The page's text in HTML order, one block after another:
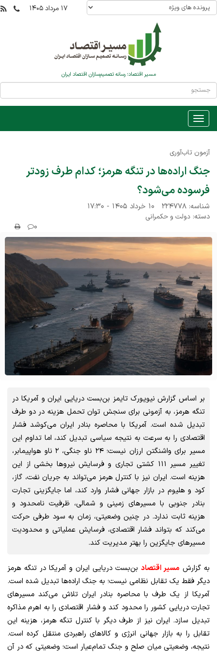
۱۷ مرداد ۱۴۰۵
مسیر اقتصاد؛ رسانه تصمیم‌سازان اقتصاد ایران
آزمون تاب‌آوری
جنگ اراده‌ها در تنگه هرمز؛ کدام طرف زودتر
فرسوده می‌شود؟
شناسه: ۲۲۴۷۷۸
۱۰ خرداد ۱۴۰۵ - ۱۷:۳۰
دسته: دولت و حکمرانی
۰
بر اساس گزارش نیویورک تایمز بن‌بست دریایی ایران و آمریکا در
تنگه هرمز، به آزمونی برای سنجش توان تحمل هزینه در دو طرف
تبدیل شده است. آمریکا با محاصره بنادر ایران می‌کوشد فشار
اقتصادی را به سرعت به نتیجه سیاسی تبدیل کند، اما تداوم این
مسیر برای واشنگتن ارزان نیست؛ ۲۴ ناو جنگی، ۲ ناو هواپیمابر،
تغییر مسیر ۱۱۱ کشتی تجاری و فرسایش نیروها بخشی از این
هزینه است. ایران نیز با کنترل هرمز می‌تواند به جریان نفت، گاز،
کود و هلیوم در بازار جهانی فشار وارد کند، اما جایگزینی تجارت
بنادر جنوبی با مسیرهای زمینی و شمالی، ظرفیت نامحدود و
هزینه ثابت ندارد. در چنین وضعیتی، زمان به سود طرفی حرکت
می‌کند که بتواند فشار اقتصادی، فرسایش عملیاتی و محدودیت
مسیرهای جایگزین را بهتر مدیریت کند.
به گزارش مسیر اقتصاد بن‌بست دریایی ایران و آمریکا در تنگه هرمز
دیگر فقط یک تقابل نظامی نیست؛ به جنگ اراده‌ها تبدیل شده است.
آمریکا از یک طرف با محاصره بنادر ایران تلاش می‌کند مسیرهای
تجارت دریایی کشور را محدود کند و فشار اقتصادی را به اهرم مذاکره
تبدیل سازد. ایران نیز از طرف دیگر با کنترل تنگه هرمز، هزینه این
تقابل را به بازار جهانی انرژی و کالاهای راهبردی منتقل کرده است.
نتیجه، وضعیتی میان صلح و جنگ تمام‌عیار است؛ وضعیتی که در آن